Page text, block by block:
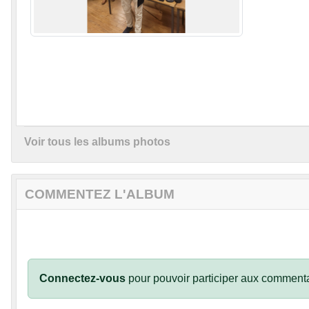
Voir tous les albums photos
COMMENTEZ L'ALBUM
Connectez-vous pour pouvoir participer aux